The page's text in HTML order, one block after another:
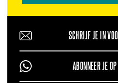
SCHRIJF JE IN
ABONNEER JE